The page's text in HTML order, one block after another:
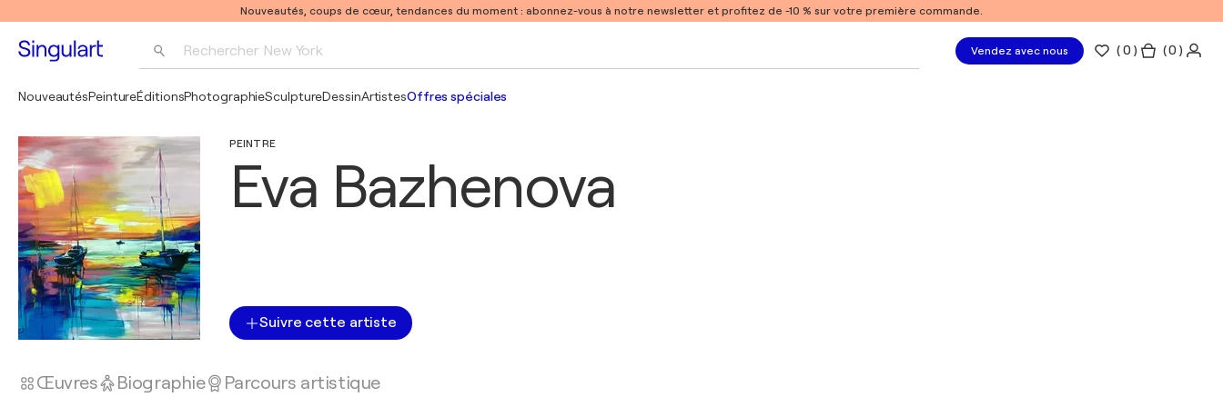
Nouveautés, coups de cœur, tendances du moment : abonnez-vous à notre newsletter et profitez de -10 % sur votre première commande.
Rechercher New York Vendez avec nous (0 ) ( 0 )
NouveautésPeintureÉditionsPhotographieSculptureDessinArtistesOffres spéciales
PEINTRE
Eva Bazhenova
Suivre cette artiste
Œuvres Biographie Parcours artistique